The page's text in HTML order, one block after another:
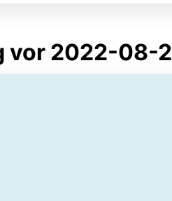
vor 2022-08-